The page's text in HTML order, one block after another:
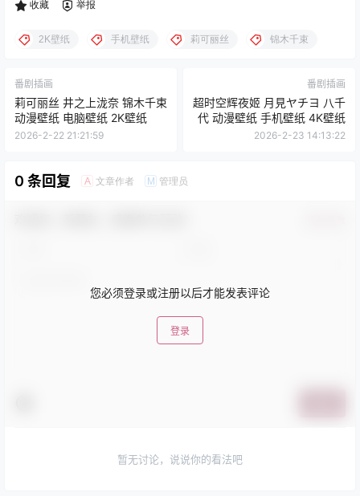
收藏 举报
2K壁纸 手机壁纸 莉可丽丝 锦木千束
番剧插画
莉可丽丝 井之上泷奈 锦木千束
动漫壁纸 电脑壁纸 2K壁纸
2026-2-22 21:21:59
番剧插画
超时空辉夜姬 月見ヤチヨ 八千
代 动漫壁纸 手机壁纸 4K壁纸
2026-2-23 14:13:22
0 条回复 A 文章作者 M 管理员
您必须登录或注册以后才能发表评论
登录
暂无讨论，说说你的看法吧